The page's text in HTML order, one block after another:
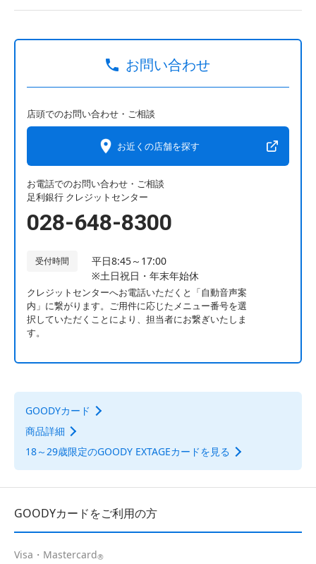
お問い合わせ
店頭でのお問い合わせ・ご相談
お近くの店舗を探す
お電話でのお問い合わせ・ご相談
足利銀行 クレジットセンター
028-648-8300
受付時間
平日8:45～17:00
※土日祝日・年末年始休
クレジットセンターへお電話いただくと「自動音声案
内」に繋がります。ご用件に応じたメニュー番号を選
択していただくことにより、担当者にお繋ぎいたしま
す。
GOODYカード
商品詳細
18～29歳限定のGOODY EXTAGEカードを見る
GOODYカードをご利用の方
Visa・Mastercard®